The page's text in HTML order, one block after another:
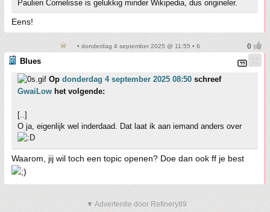
Paulien Cornelisse is gelukkig minder Wikipedia, dus origineler.
Eens!
• donderdag 4 september 2025 @ 11:55 • 6
Blues
Op donderdag 4 september 2025 08:50 schreef
GwaiLow het volgende:
[..]
O ja, eigenlijk wel inderdaad. Dat laat ik aan iemand anders over
Waarom, jij wil toch een topic openen? Doe dan ook ff je best
▼ Advertentie door Refinery89